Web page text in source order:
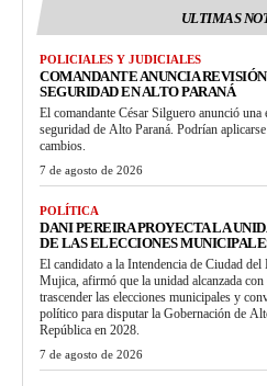
ULTIMAS
POLICIALES Y JUDICIALES
COMANDANTE ANUNCIA
SEGURIDAD EN ALTO PARANÁ
El comandante César Silguero anunció
seguridad de Alto Paraná. Podrían
cambios.
7 de agosto de 2026
POLÍTICA
DANI PEREIRA PROYECTA LA
DE LAS ELECCIONES
El candidato a la Intendencia de Ciudad
Mujica, afirmó que la unidad alcanzada
trascender las elecciones municipales y
político para disputar la Gobernación de
República en 2028.
7 de agosto de 2026